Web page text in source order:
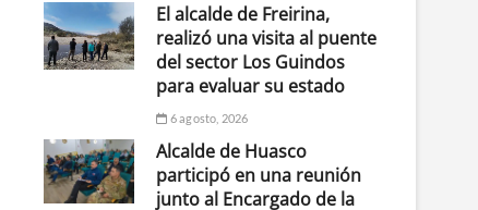
El alcalde de Freirina,
realizó una visita al puente
del sector Los Guindos
para evaluar su estado
6 agosto, 2026
Alcalde de Huasco
participó en una reunión
junto al Encargado de la